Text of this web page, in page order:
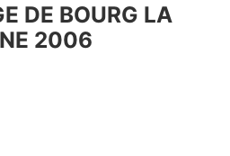
DE BOURG LA
2006